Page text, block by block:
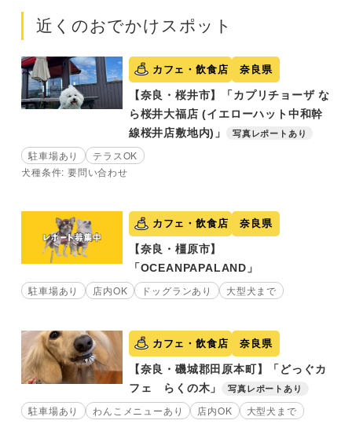
近くのおでかけスポット
カフェ・飲食店 奈良県
【奈良・桜井市】「カプリチョーザ な
ら桜井大福店 (イエローハット中和幹
線桜井店敷地内)」
写真レポートあり
駐車場あり
テラスOK
犬種条件: 要問い合わせ
カフェ・飲食店 奈良県
【奈良・橿原市】
「OCEANPAPALAND」
駐車場あり 店内OK ドッグランあり 大型犬まで
カフェ・飲食店 奈良県
【奈良・磯城郡田原本町】「どっぐカ
フェ らくの木」
写真レポートあり
駐車場あり わんこメニューあり 店内OK 大型犬まで